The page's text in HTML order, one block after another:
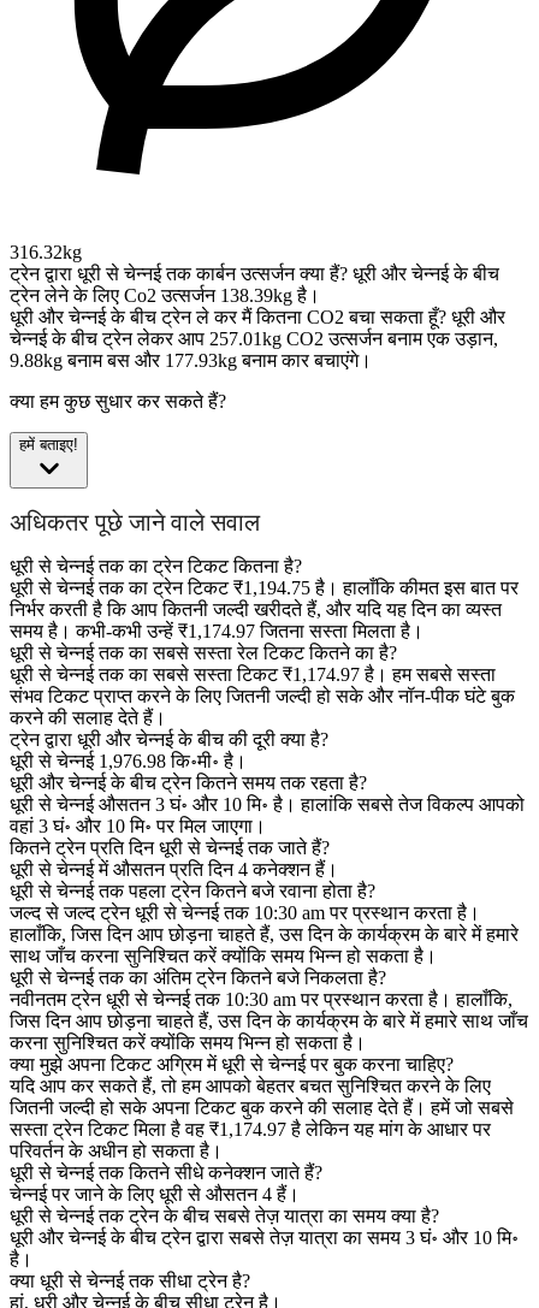
316.32kg
ट्रेन द्वारा धूरी से चेन्नई तक कार्बन उत्सर्जन क्या हैं? धूरी और चेन्नई के बीच
ट्रेन लेने के लिए Co2 उत्सर्जन 138.39kg है।
धूरी और चेन्नई के बीच ट्रेन ले कर मैं कितना CO2 बचा सकता हूँ? धूरी और
चेन्नई के बीच ट्रेन लेकर आप 257.01kg CO2 उत्सर्जन बनाम एक उड़ान,
9.88kg बनाम बस और 177.93kg बनाम कार बचाएंगे।
क्या हम कुछ सुधार कर सकते हैं?
हमें बताइए!
अधिकतर पूछे जाने वाले सवाल
धूरी से चेन्नई तक का ट्रेन टिकट कितना है?
धूरी से चेन्नई तक का ट्रेन टिकट ₹1,194.75 है। हालाँकि कीमत इस बात पर
निर्भर करती है कि आप कितनी जल्दी खरीदते हैं, और यदि यह दिन का व्यस्त
समय है। कभी-कभी उन्हें ₹1,174.97 जितना सस्ता मिलता है।
धूरी से चेन्नई तक का सबसे सस्ता रेल टिकट कितने का है?
धूरी से चेन्नई तक का सबसे सस्ता टिकट ₹1,174.97 है। हम सबसे सस्ता
संभव टिकट प्राप्त करने के लिए जितनी जल्दी हो सके और नॉन-पीक घंटे बुक
करने की सलाह देते हैं।
ट्रेन द्वारा धूरी और चेन्नई के बीच की दूरी क्या है?
धूरी से चेन्नई 1,976.98 कि॰मी॰ है।
धूरी और चेन्नई के बीच ट्रेन कितने समय तक रहता है?
धूरी से चेन्नई औसतन 3 घं॰ और 10 मि॰ है। हालांकि सबसे तेज विकल्प आपको
वहां 3 घं॰ और 10 मि॰ पर मिल जाएगा।
कितने ट्रेन प्रति दिन धूरी से चेन्नई तक जाते हैं?
धूरी से चेन्नई में औसतन प्रति दिन 4 कनेक्शन हैं।
धूरी से चेन्नई तक पहला ट्रेन कितने बजे रवाना होता है?
जल्द से जल्द ट्रेन धूरी से चेन्नई तक 10:30 am पर प्रस्थान करता है।
हालाँकि, जिस दिन आप छोड़ना चाहते हैं, उस दिन के कार्यक्रम के बारे में हमारे
साथ जाँच करना सुनिश्चित करें क्योंकि समय भिन्न हो सकता है।
धूरी से चेन्नई तक का अंतिम ट्रेन कितने बजे निकलता है?
नवीनतम ट्रेन धूरी से चेन्नई तक 10:30 am पर प्रस्थान करता है। हालाँकि,
जिस दिन आप छोड़ना चाहते हैं, उस दिन के कार्यक्रम के बारे में हमारे साथ जाँच
करना सुनिश्चित करें क्योंकि समय भिन्न हो सकता है।
क्या मुझे अपना टिकट अग्रिम में धूरी से चेन्नई पर बुक करना चाहिए?
यदि आप कर सकते हैं, तो हम आपको बेहतर बचत सुनिश्चित करने के लिए
जितनी जल्दी हो सके अपना टिकट बुक करने की सलाह देते हैं। हमें जो सबसे
सस्ता ट्रेन टिकट मिला है वह ₹1,174.97 है लेकिन यह मांग के आधार पर
परिवर्तन के अधीन हो सकता है।
धूरी से चेन्नई तक कितने सीधे कनेक्शन जाते हैं?
चेन्नई पर जाने के लिए धूरी से औसतन 4 हैं।
धूरी से चेन्नई तक ट्रेन के बीच सबसे तेज़ यात्रा का समय क्या है?
धूरी और चेन्नई के बीच ट्रेन द्वारा सबसे तेज़ यात्रा का समय 3 घं॰ और 10 मि॰
है।
क्या धूरी से चेन्नई तक सीधा ट्रेन है?
हां, धूरी और चेन्नई के बीच सीधा ट्रेन है।